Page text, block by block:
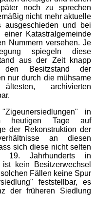
noch zu sprechen
nicht mehr aktuelle
ausgeschieden und bei
Katastralgemeinde
Nummern versehen. Je
spiegeln diese
aus der Zeit knapp
Besitzstand der
nur durch die mühsame
archivierten
in
heutigen Tage auf
der Rekonstruktion der
an diesen
sich diese nicht selten
Jahrhunderts in
kein Besitzerwechsel
Fällen keine Spur
feststellbar, es
der früheren Siedlung